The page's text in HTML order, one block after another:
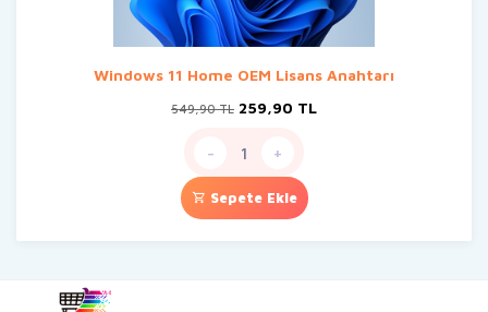
Windows 11 Home OEM Lisans Anahtarı
549,90TL Orijinal
259,90 TLŞu
- +
Sepete Ekle